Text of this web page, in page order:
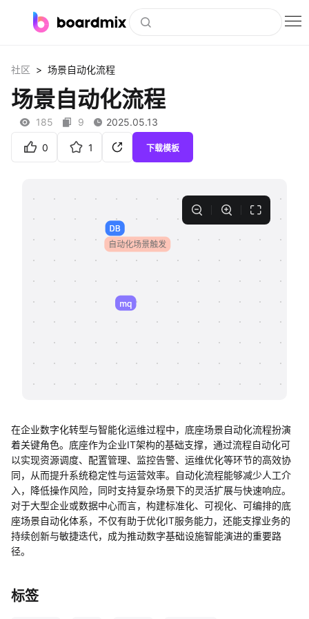
社区资源
下载
客户案例
知识分享社区
社区 > 场景自动化流程
场景自动化流程
185 9 2025.05.13
0 1 下载模板
在企业数字化转型与智能化运维过程中，底座场景自动化流程扮演
着关键角色。底座作为企业IT架构的基础支撑，通过流程自动化可
以实现资源调度、配置管理、监控告警、运维优化等环节的高效协
同，从而提升系统稳定性与运营效率。自动化流程能够减少人工介
入，降低操作风险，同时支持复杂场景下的灵活扩展与快速响应。
对于大型企业或数据中心而言，构建标准化、可视化、可编排的底
座场景自动化体系，不仅有助于优化IT服务能力，还能支撑业务的
持续创新与敏捷迭代，成为推动数字基础设施智能演进的重要路
径。
标签